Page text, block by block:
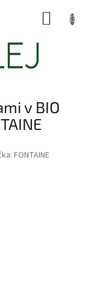
v BIO
FONTAINE